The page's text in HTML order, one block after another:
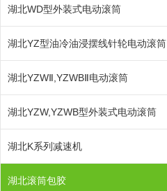
湖北WD型外装式电动滚筒
湖北YZ型油冷油浸摆线针轮电动滚筒
湖北YZWⅡ,YZWBⅡ电动滚筒
湖北YZW,YZWB型外装式电动滚筒
湖北K系列减速机
湖北滚筒包胶